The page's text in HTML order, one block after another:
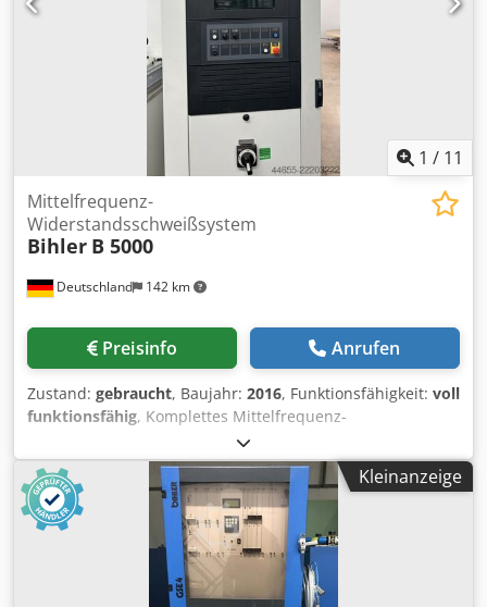
1 / 11
Deutschland 142 km
Mittelfrequenz-
Widerstandsschweißsystem
Bihler B 5000
Preisinfo Anrufen
Zustand: gebraucht, Baujahr: 2016, Funktionsfähigkeit: voll
funktionsfähig, Komplettes Mittelfrequenz-
Widerstandsschweißsystem, Baujahr 2016, bestehend aus
dem B 5000 Wechselrichter-Steuerschrank (S/N 29636) in
Kombination mit dem Bihler ET 70 Schweißtrafo (70 kVA,
S/N 82641). Beide Einheiten sind baujahrgleich und
original zueinander gehörend. MF 5000
Digitalschweißsteuerung mit 14" Farbdisplay, Regelung in
geschlossenem Regelkreis für Strom/Leistung/Energie,
Werkzeugmanagement, Produktionsdatenerfassung
Kleinanzeige